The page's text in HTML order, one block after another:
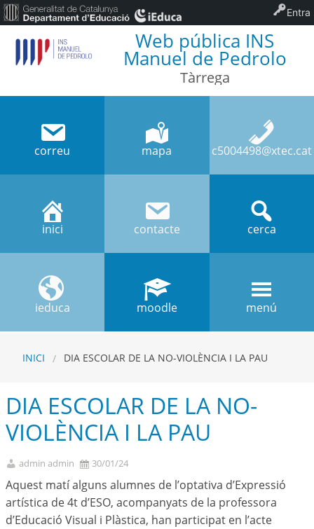
Web pública INS
Manuel de Pedrolo
Tàrrega
correu mapa c5004498@xtec.cat
inici contacte cerca
ieduca moodle menú
INICI DIA ESCOLAR DE LA NO-VIOLÈNCIA I LA PAU
DIA ESCOLAR DE LA NO-
VIOLÈNCIA I LA PAU
admin admin 30/01/24
Aquest matí alguns alumnes de l’optativa d’Expressió
artística de 4t d’ESO, acompanyats de la professora
d’Educació Visual i Plàstica, han participat en l’acte
Entra